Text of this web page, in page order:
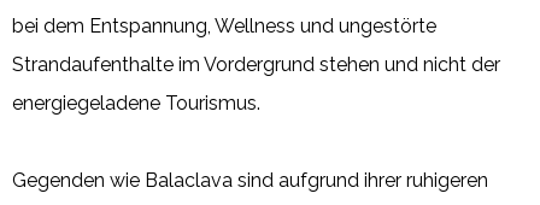
bei dem Entspannung, Wellness und ungestörte
Strandaufenthalte im Vordergrund stehen und nicht der
energiegeladene Tourismus.
Gegenden wie Balaclava sind aufgrund ihrer ruhigeren